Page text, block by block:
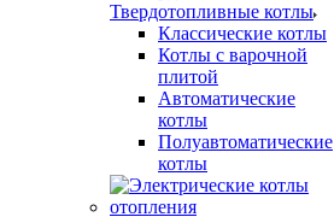
Твердотопливные котлы
Классические котлы
Котлы с варочной
плитой
Автоматические
котлы
Полуавтоматические
котлы